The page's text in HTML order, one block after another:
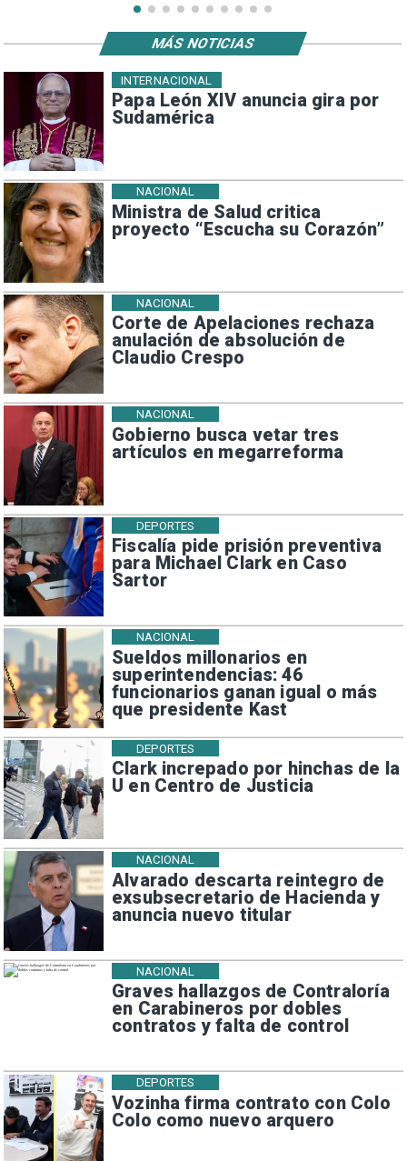
Papa León XIV anuncia gira por
Sudamérica
INTERNACIONAL
Ministra de Salud critica
proyecto “Escucha su Corazón”
NACIONAL
Corte de Apelaciones rechaza
anulación de absolución de
Claudio Crespo
NACIONAL
Gobierno busca vetar tres
artículos en megarreforma
NACIONAL
Fiscalía pide prisión preventiva
para Michael Clark en Caso
Sartor
DEPORTES
Sueldos millonarios en
superintendencias: 46
funcionarios ganan igual o más
que presidente Kast
NACIONAL
Clark increpado por hinchas de la
U en Centro de Justicia
DEPORTES
Alvarado descarta reintegro de
exsubsecretario de Hacienda y
anuncia nuevo titular
NACIONAL
Graves hallazgos de Contraloría
en Carabineros por dobles
contratos y falta de control
NACIONAL
Vozinha firma contrato con Colo
Colo como nuevo arquero
DEPORTES
MÁS NOTICIAS